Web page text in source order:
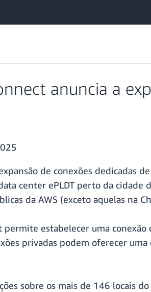
anuncia a
de conexões dedicadas
center ePLDT perto da cidade
da AWS (exceto aquelas na
permite estabelecer uma
privadas podem oferecer
sobre os mais de 146 locais